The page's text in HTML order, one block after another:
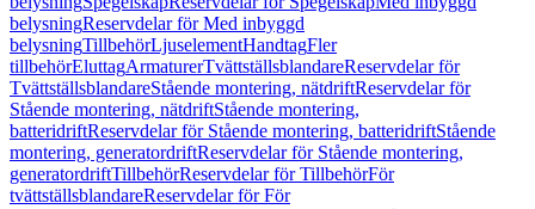
belysningReservdelar för Med inbyggd
belysningTillbehörLjuselementHandtagFler
tillbehörEluttagArmaturerTvättställsblandareReservdelar för
TvättställsblandareStående montering, nätdriftReservdelar för
Stående montering, nätdriftStående montering,
batteridriftReservdelar för Stående montering, batteridriftStående
montering, generatordriftReservdelar för Stående montering,
generatordriftTillbehörReservdelar för TillbehörFör
tvättställsblandareReservdelar för För